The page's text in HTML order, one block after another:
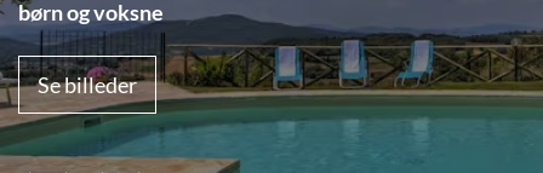
børn og voksne
Se billeder